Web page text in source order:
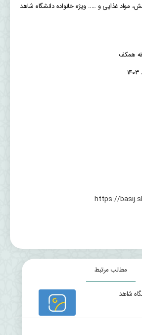
مواد غذایی و ….. ویژه خانواده دانشگاه شاهد
همکف
https://
مطالب مرتبط
شاهد